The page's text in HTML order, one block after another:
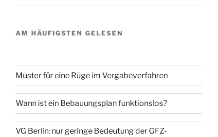
AM HÄUFIGSTEN GELESEN
Muster für eine Rüge im Vergabeverfahren
Wann ist ein Bebauungsplan funktionslos?
VG Berlin: nur geringe Bedeutung der GFZ-